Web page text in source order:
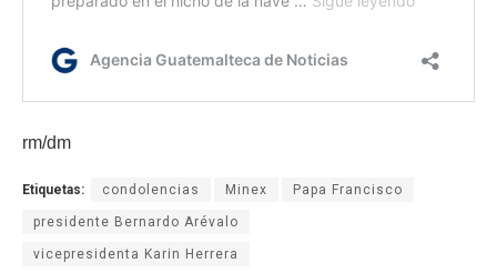
rm/dm
Etiquetas: condolencias Minex Papa Francisco
presidente Bernardo Arévalo
vicepresidenta Karin Herrera